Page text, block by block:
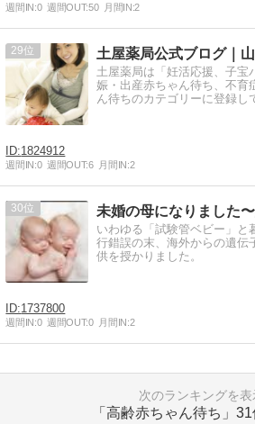
週間IN:0 週間OUT:50 月間IN:2
29 土屋薬局公式ブログ｜
土屋薬局は「妊活応援、子宝
娠・出産赤ちゃん待ち、不育
ん待ちのカテゴリーに登録し
1824912
週間IN:0 週間OUT:6 月間IN:2
30
いわゆる「試験管ベビー」と
行錯誤の末、海外からの遺伝
供を授かりました。
1737800
週間IN:0 週間OUT:0 月間IN:2
次のランキングを表
「高齢赤ちゃん待ち」 31